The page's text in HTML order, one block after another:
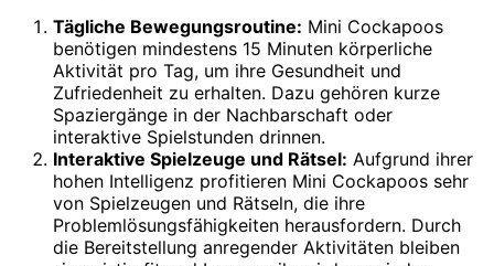
Tägliche Bewegungsroutine: Mini Cockapoos
benötigen mindestens 15 Minuten körperliche
Aktivität pro Tag, um ihre Gesundheit und
Zufriedenheit zu erhalten. Dazu gehören kurze
Spaziergänge in der Nachbarschaft oder
interaktive Spielstunden drinnen.
Interaktive Spielzeuge und Rätsel: Aufgrund ihrer
hohen Intelligenz profitieren Mini Cockapoos sehr
von Spielzeugen und Rätseln, die ihre
Problemlösungsfähigkeiten herausfordern. Durch
die Bereitstellung anregender Aktivitäten bleiben